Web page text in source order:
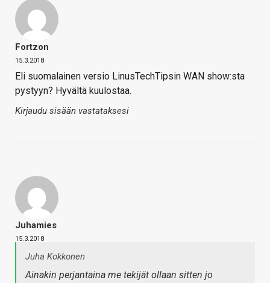
Fortzon
15.3.2018
Eli suomalainen versio LinusTechTipsin WAN show:sta
pystyyn? Hyvältä kuulostaa.
Kirjaudu sisään vastataksesi
Juhamies
15.3.2018
Juha Kokkonen
Ainakin perjantaina me tekijät ollaan sitten jo